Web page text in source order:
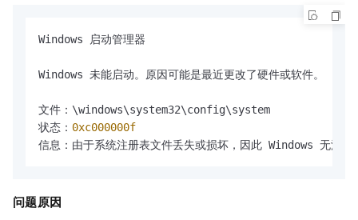
Windows 启动管理器
Windows 未能启动。原因可能是最近更改了硬件或软件。
文件：\windows\system32\config\system
状态： 0xc000000f
信息：由于系统注册表文件丢失或损坏，因此 Windows 无法加
问题原因